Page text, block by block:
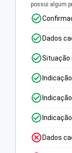
possui algum
Dados
Situação
Dados